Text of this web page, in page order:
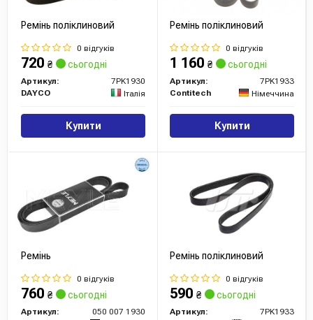
Ремінь поліклиновий
0 відгуків
720 ₴ сьогодні
Артикул:
7PK1930
DAYCO
Італія
Купити
Ремінь поліклиновий
0 відгуків
1 160 ₴ сьогодні
Артикул:
7PK1933
Contitech
Німеччина
Купити
Ремінь
0 відгуків
760 ₴ сьогодні
Артикул:
050 007 1930
Ремінь поліклиновий
0 відгуків
590 ₴ сьогодні
Артикул:
7PK1933